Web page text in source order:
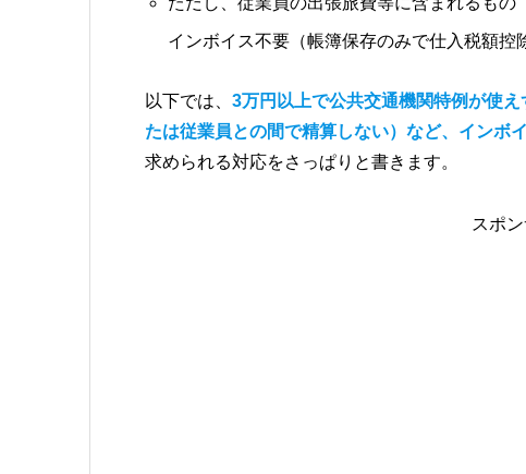
インボイス不要（帳簿保存のみで仕入税額控
以下では、 3万円以上で公共交通機関特例が使
たは従業員との間で精算しない）など、インボ
求められる対応をさっぱりと書きます。
スポ